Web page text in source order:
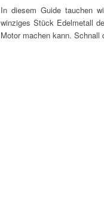
In diesem Guide tauchen
winziges Stück Edelmetall
Motor machen kann.